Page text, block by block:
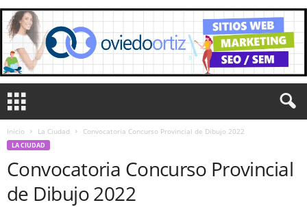
Inicio La Ciudad Convocatoria Concurso Provincial de Dibujo 2022
LA CIUDAD
Convocatoria Concurso Provincial
de Dibujo 2022